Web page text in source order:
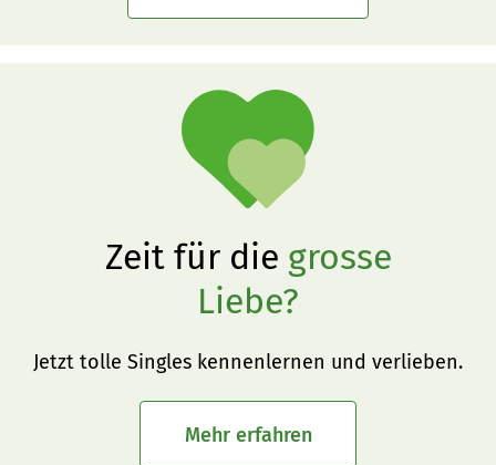
Zeit für die grosse
Liebe?
Jetzt tolle Singles kennenlernen und verlieben.
Mehr erfahren